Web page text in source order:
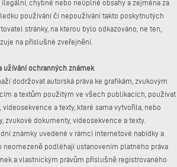
chybné nebo neúplné obsahy a zejména za
používání či nepoužívání takto poskytnutých
stránky, na kterou bylo odkazováno, ne ten,
na příslušné zveřejnění.
užívání ochranných známek
dodržovat autorská práva ke grafikám, zvukovým
a textům použitým ve všech publikacích, používat
videosekvence a texty, které sama vytvořila, nebo
zvukové dokumenty, videosekvence a texty.
známky uvedené v rámci internetové nabídky a
neomezeně podléhají ustanovením platného práva
a vlastnickým právům příslušně registrovaného